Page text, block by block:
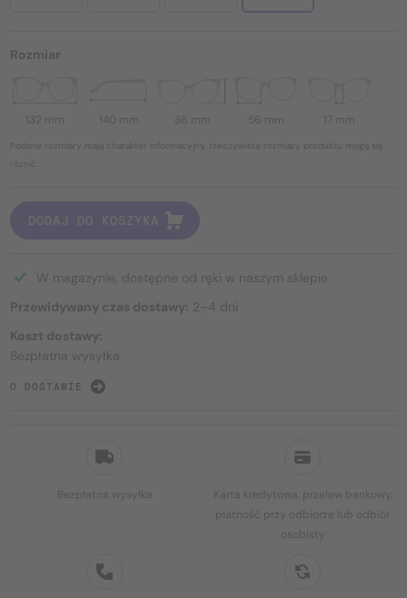
Bezpłatna wysyłka
Karta kredytowa, przelew bankowy,
płatność przy odbiorze lub odbiór
osobisty
Rozmiar
132 mm 140 mm 36 mm 56 mm 17 mm
Podane rozmiary mają charakter informacyjny, rzeczywiste rozmiary produktu mogą się
różnić.
DODAJ DO KOSZYKA
W magazynie, dostępne od ręki w naszym sklepie
Przewidywany czas dostawy: 2–4 dni
Koszt dostawy:
Bezpłatna wysyłka
O DOSTAWIE